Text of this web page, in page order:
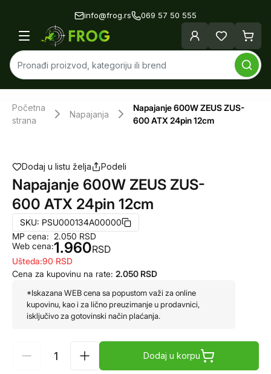
info@frog.rs 069 57 50 555
Početna
strana
Napajanja
Napajanje 600W ZEUS ZUS-
600 ATX 24pin 12cm
Dodaj u listu želja Podeli
Napajanje 600W ZEUS ZUS-
600 ATX 24pin 12cm
SKU: PSU000134A00000
MP cena:
Web cena:
2.050 RSD
1.960RSD
Ušteda:90 RSD
Cena za kupovinu na rate: 2.050 RSD
*Iskazana WEB cena sa popustom važi za online
kupovinu, kao i za lično preuzimanje u prodavnici,
isključivo za gotovinski način plaćanja.
Dodaj u korpu